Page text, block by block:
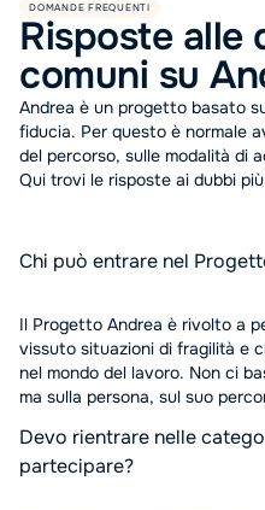
DOMANDE FREQUENTI
Risposte alle
comuni su
Andrea è un progetto basato
fiducia. Per questo è normale
del percorso, sulle modalità di
Qui trovi le risposte ai dubbi
Chi può entrare nel
Il Progetto Andrea è rivolto a
vissuto situazioni di fragilità e
nel mondo del lavoro. Non ci
ma sulla persona, sul suo
Devo rientrare nelle
partecipare?